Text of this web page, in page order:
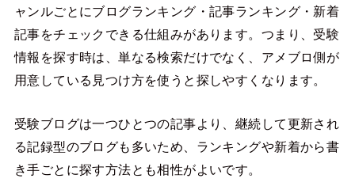
ャンルごとにブログランキング・記事ランキング・新着
記事をチェックできる仕組みがあります。つまり、受験
情報を探す時は、単なる検索だけでなく、アメブロ側が
用意している見つけ方を使うと探しやすくなります。
受験ブログは一つひとつの記事より、継続して更新され
る記録型のブログも多いため、ランキングや新着から書
き手ごとに探す方法とも相性がよいです。